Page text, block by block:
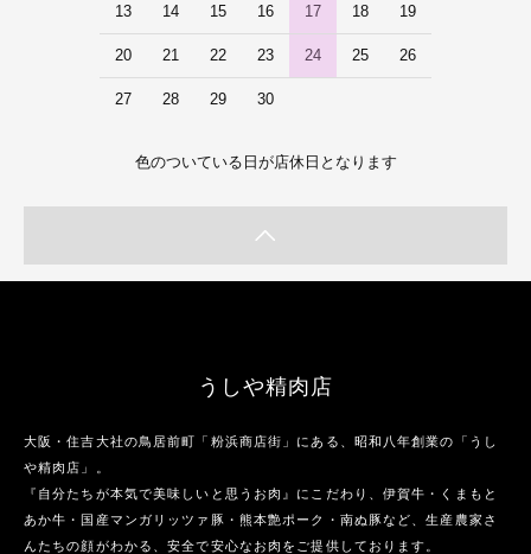
13 14 15 16 17 18 19
20 21 22 23 24 25 26
27 28 29 30
色のついている日が店休日となります
うしや精肉店
大阪・住吉大社の鳥居前町「粉浜商店街」にある、昭和八年創業の「うし
や精肉店」。
『自分たちが本気で美味しいと思うお肉』にこだわり、伊賀牛・くまもと
あか牛・国産マンガリッツァ豚・熊本艶ポーク・南ぬ豚など、生産農家さ
んたちの顔がわかる、安全で安心なお肉をご提供しております。